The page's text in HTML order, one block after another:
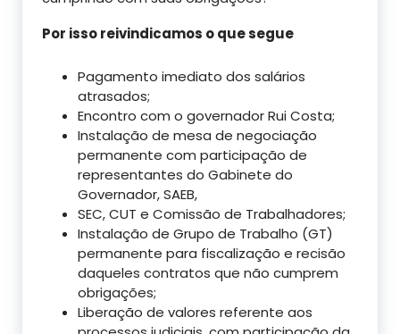
Por isso reivindicamos o que segue
Pagamento imediato dos salários
atrasados;
Encontro com o governador Rui Costa;
Instalação de mesa de negociação
permanente com participação de
representantes do Gabinete do
Governador, SAEB,
SEC, CUT e Comissão de Trabalhadores;
Instalação de Grupo de Trabalho (GT)
permanente para fiscalização e recisão
daqueles contratos que não cumprem
obrigações;
Liberação de valores referente aos